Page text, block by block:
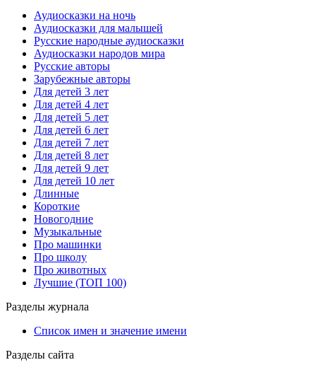
Аудиосказки на ночь
Аудиосказки для малышей
Русские народные аудиосказки
Аудиосказки народов мира
Русские авторы
Зарубежные авторы
Для детей 3 лет
Для детей 4 лет
Для детей 5 лет
Для детей 6 лет
Для детей 7 лет
Для детей 8 лет
Для детей 9 лет
Для детей 10 лет
Длинные
Короткие
Новогодние
Музыкальные
Про машинки
Про школу
Про животных
Лучшие (ТОП 100)
Разделы журнала
Список имен и значение имени
Разделы сайта